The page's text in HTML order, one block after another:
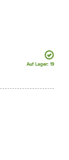
Auf Lager: 19